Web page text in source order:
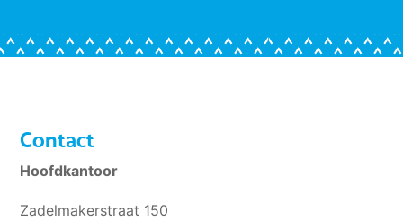
Contact
Hoofdkantoor
Zadelmakerstraat 150